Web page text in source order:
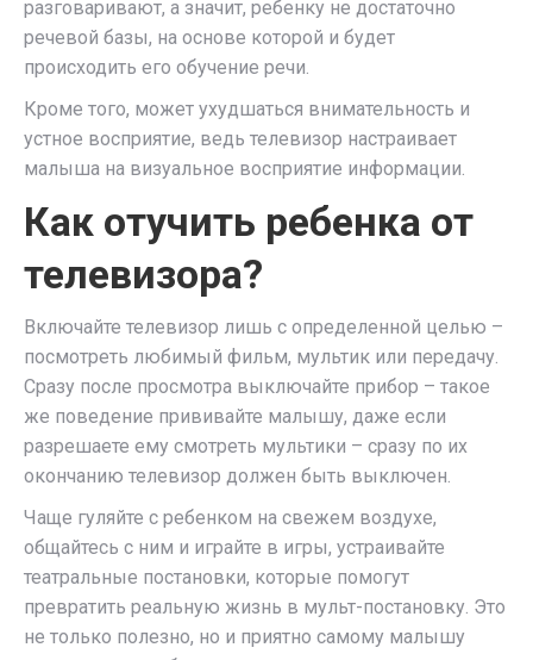
разговаривают, а значит, ребенку не достаточно
речевой базы, на основе которой и будет
происходить его обучение речи.
Кроме того, может ухудшаться внимательность и
устное восприятие, ведь телевизор настраивает
малыша на визуальное восприятие информации.
Как отучить ребенка от
телевизора?
Включайте телевизор лишь с определенной целью –
посмотреть любимый фильм, мультик или передачу.
Сразу после просмотра выключайте прибор – такое
же поведение прививайте малышу, даже если
разрешаете ему смотреть мультики – сразу по их
окончанию телевизор должен быть выключен.
Чаще гуляйте с ребенком на свежем воздухе,
общайтесь с ним и играйте в игры, устраивайте
театральные постановки, которые помогут
превратить реальную жизнь в мульт-постановку. Это
не только полезно, но и приятно самому малышу